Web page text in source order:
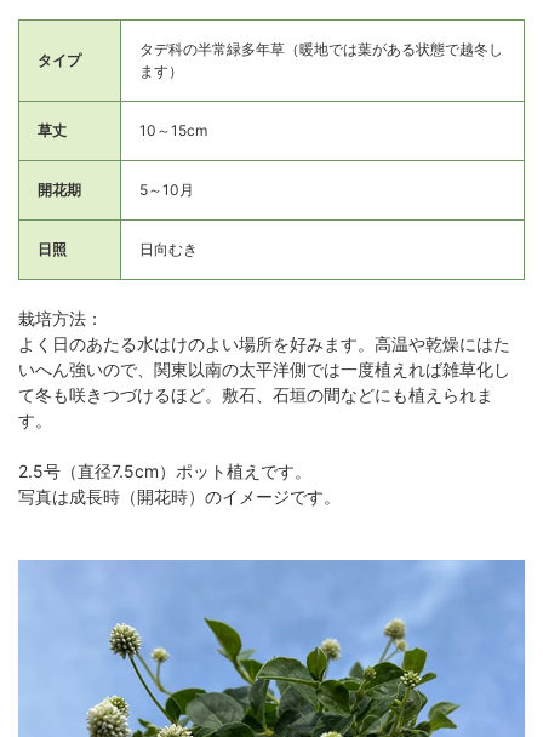
タイプ
タデ科の半常緑多年草（暖地では葉がある状態で越冬し
ます）
草丈 10～15cm
開花期 5～10月
日照 日向むき
栽培方法：
よく日のあたる水はけのよい場所を好みます。高温や乾燥にはた
いへん強いので、関東以南の太平洋側では一度植えれば雑草化し
て冬も咲きつづけるほど。敷石、石垣の間などにも植えられま
す。
2.5号（直径7.5cm）ポット植えです。
写真は成長時（開花時）のイメージです。